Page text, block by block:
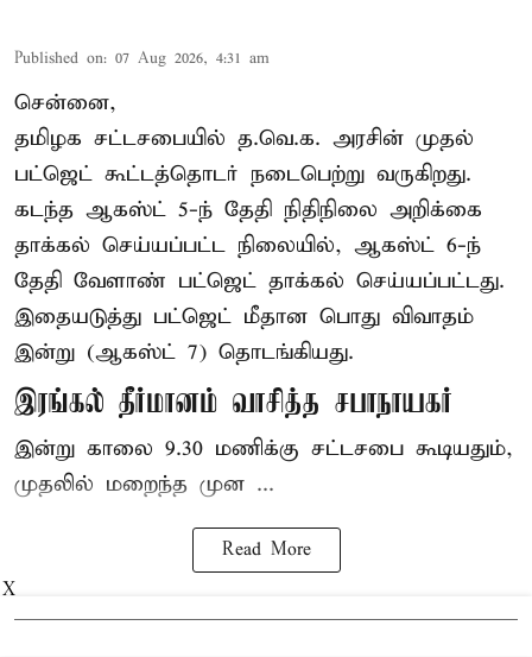
Published on: 07 Aug 2026, 4:31 am
சென்னை,
தமிழக சட்டசபையில் த.வெ.க. அரசின் முதல்
பட்ஜெட் கூட்டத்தொடர் நடைபெற்று வருகிறது.
கடந்த ஆகஸ்ட் 5-ந் தேதி நிதிநிலை அறிக்கை
தாக்கல் செய்யப்பட்ட நிலையில், ஆகஸ்ட் 6-ந்
தேதி வேளாண் பட்ஜெட் தாக்கல் செய்யப்பட்டது.
இதையடுத்து பட்ஜெட் மீதான பொது விவாதம்
இன்று (ஆகஸ்ட் 7) தொடங்கியது.
இரங்கல் தீர்மானம் வாசித்த சபாநாயகர்
இன்று காலை 9.30 மணிக்கு சட்டசபை கூடியதும்,
முதலில் மறைந்த முன ...
Read More
X